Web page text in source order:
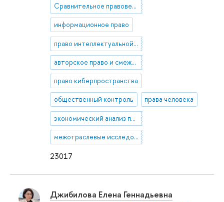
23017
Сравнительное правоведение. Конституционное право. Права человека. Теория государства и права. Философия права
информационное право
право интеллектуальной собственности
авторское право и смежные права
право киберпространства
общественный контроль права человека
экономический анализ права
межотраслевые исследования
Джибилова Елена Геннадьевна